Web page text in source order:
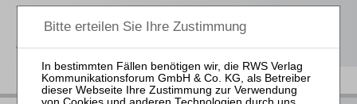
finden Sie unsere Buchvorschau für das 2. Halbjahr 2026
als Download